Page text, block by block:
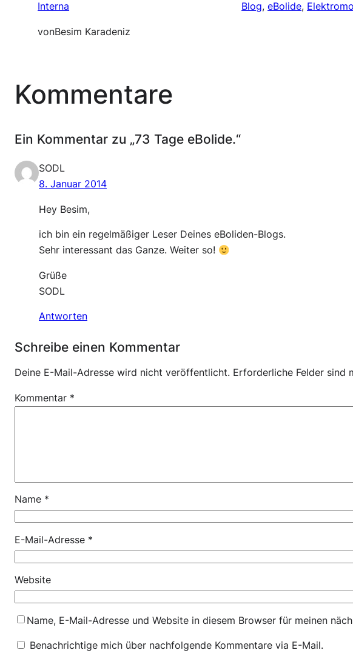
Interna
vonBesim Karadeniz
Blog, eBolide,
Kommentare
Ein Kommentar zu „73 Tage eBolide.“
SODL
8. Januar 2014
Hey Besim,
ich bin ein regelmäßiger Leser Deines eBoliden-Blogs.
Sehr interessant das Ganze. Weiter so!
Grüße
SODL
Antworten
Schreibe einen Kommentar
Deine E-Mail-Adresse wird nicht veröffentlicht. Erforderliche Felder sind
Kommentar *
Name *
E-Mail-Adresse *
Website
Name, E-Mail-Adresse und Website in diesem Browser für meinen
Benachrichtige mich über nachfolgende Kommentare via E-Mail.